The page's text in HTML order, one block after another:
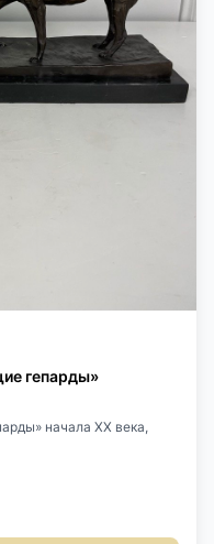
гепарды»
начала XX века,